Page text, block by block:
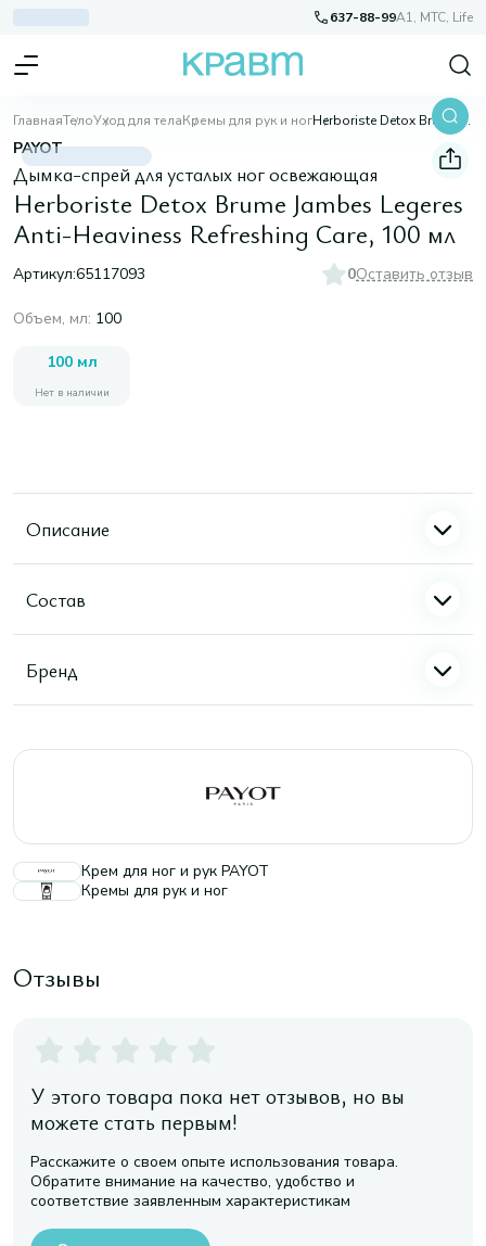
637-88-99A1, МТС, Life
ГлавнаяТелоУход для телаКремы для рук и ног Herboriste Detox Brume Jambes Legeres Anti-Heaviness Refreshing Care, 100 мл
PAYOT
Дымка-спрей для усталых ног освежающая
Herboriste Detox Brume Jambes Legeres
Anti-Heaviness Refreshing Care, 100 мл
Артикул:65117093 0Оставить отзыв
Объем, мл: 100
100 мл
Нет в наличии
Описание
Состав
Бренд
Крем для ног и рук PAYOT
Кремы для рук и ног
Отзывы
У этого товара пока нет отзывов, но вы
можете стать первым!
Расскажите о своем опыте использования товара.
Обратите внимание на качество, удобство и
соответствие заявленным характеристикам